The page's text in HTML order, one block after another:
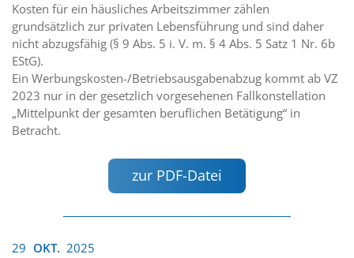
Kosten für ein häusliches Arbeitszimmer zählen
grundsätzlich zur privaten Lebensführung und sind daher
nicht abzugsfähig (§ 9 Abs. 5 i. V. m. § 4 Abs. 5 Satz 1 Nr. 6b
EStG).
Ein Werbungskosten-/Betriebsausgabenabzug kommt ab VZ
2023 nur in der gesetzlich vorgesehenen Fallkonstellation
„Mittelpunkt der gesamten beruflichen Betätigung“ in
Betracht.
zur PDF-Datei
29 OKT. 2025